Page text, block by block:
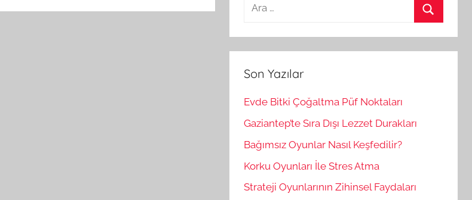
a
m
a
Son Yazılar
Evde Bitki Çoğaltma Püf Noktaları
Gaziantep’te Sıra Dışı Lezzet Durakları
Bağımsız Oyunlar Nasıl Keşfedilir?
Korku Oyunları İle Stres Atma
Strateji Oyunlarının Zihinsel Faydaları